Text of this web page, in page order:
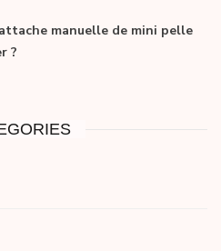
manuelle de mini pelle
?